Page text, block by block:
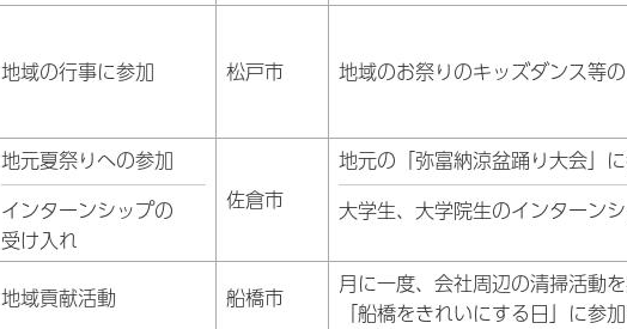
地域の行事に参加 松戸市 地域のお祭りのキッズダンス等
地元夏祭りへの参加
インターンシップの
受け入れ
佐倉市
地元の「弥富納涼盆踊り大会」に
大学生、大学院生のインターン
地域貢献活動 船橋市
月に一度、会社周辺の清掃活動を
「船橋をきれいにする日」に参加